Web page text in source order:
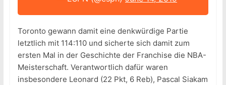
Toronto gewann damit eine denkwürdige Partie
letztlich mit 114:110 und sicherte sich damit zum
ersten Mal in der Geschichte der Franchise die NBA-
Meisterschaft. Verantwortlich dafür waren
insbesondere Leonard (22 Pkt, 6 Reb), Pascal Siakam